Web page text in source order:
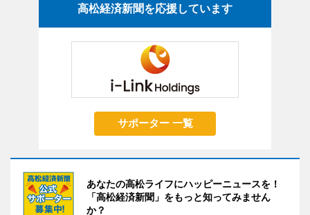
高松経済新聞を応援しています
サポーター 一覧
あなたの高松ライフにハッピーニュースを！
「高松経済新聞」をもっと知ってみません
か？